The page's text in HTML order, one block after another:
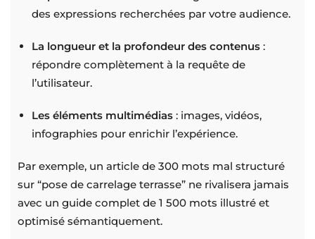
des expressions recherchées par votre audience.
La longueur et la profondeur des contenus :
répondre complètement à la requête de
l’utilisateur.
Les éléments multimédias : images, vidéos,
infographies pour enrichir l’expérience.
Par exemple, un article de 300 mots mal structuré
sur “pose de carrelage terrasse” ne rivalisera jamais
avec un guide complet de 1 500 mots illustré et
optimisé sémantiquement.